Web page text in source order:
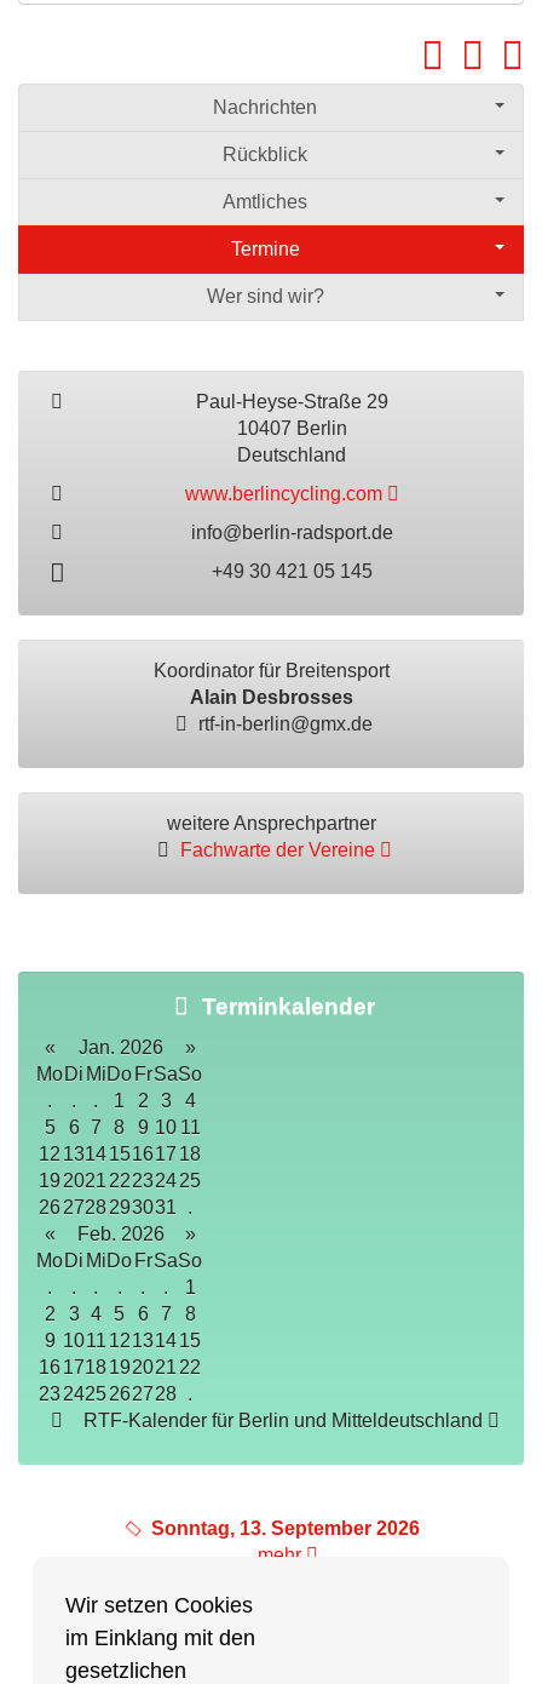
Wir setzen Cookies
im Einklang mit den
gesetzlichen
Nachrichten
Rückblick
Amtliches
Termine
Wer sind wir?
Paul-Heyse-Straße 29
10407 Berlin
Deutschland
www.berlincycling.com
info@berlin-radsport.de
+49 30 421 05 145
Koordinator für Breitensport
Alain Desbrosses
rtf-in-berlin@gmx.de
weitere Ansprechpartner
Fachwarte der Vereine
Terminkalender
« Jan. 2026
»
MoDi MiDo FrSaSo
.
. . 1 2 3
4
5
6 7 8 9 10 11
12 1314151617 18
19 2021 22232425
262728293031
.
«
Feb. 2026
»
MoDi MiDo FrSaSo
.
. . . . .
1
2
3 4 5 6 7
8
9 1011 12131415
161718192021 22
232425262728 .
RTF-Kalender für Berlin und Mitteldeutschland
Sonntag, 13. September 2026
mehr
Partner des Breitensports